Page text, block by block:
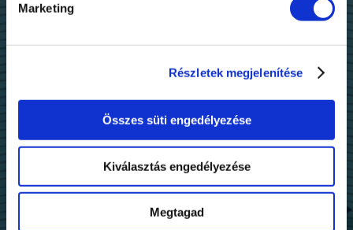
Marketing
Részletek megjelenítése
Összes süti engedélyezése
Kiválasztás engedélyezése
Megtagad
BANKSZÁMLASZÁM
HUF: 11748069-25517060
ADÓSZÁM
Adószám: 19348546-1-41